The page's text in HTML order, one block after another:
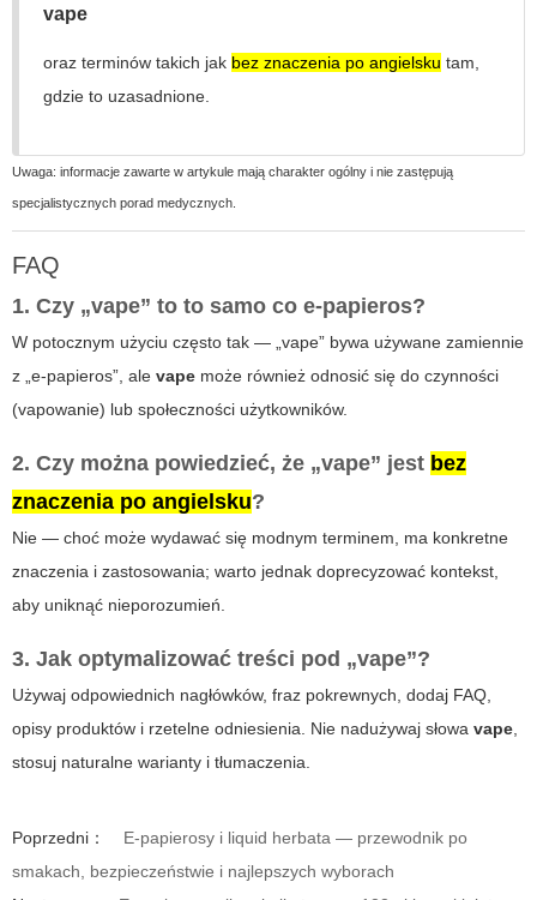
vape
oraz terminów takich jak bez znaczenia po angielsku tam,
gdzie to uzasadnione.
Uwaga: informacje zawarte w artykule mają charakter ogólny i nie zastępują
specjalistycznych porad medycznych.
FAQ
1. Czy „vape” to to samo co e‑papieros?
W potocznym użyciu często tak — „vape” bywa używane zamiennie
z „e‑papieros”, ale vape może również odnosić się do czynności
(vapowanie) lub społeczności użytkowników.
2. Czy można powiedzieć, że „vape” jest bez
znaczenia po angielsku?
Nie — choć może wydawać się modnym terminem, ma konkretne
znaczenia i zastosowania; warto jednak doprecyzować kontekst,
aby uniknąć nieporozumień.
3. Jak optymalizować treści pod „vape”?
Używaj odpowiednich nagłówków, fraz pokrewnych, dodaj FAQ,
opisy produktów i rzetelne odniesienia. Nie nadużywaj słowa vape,
stosuj naturalne warianty i tłumaczenia.
Poprzedni：
E-papierosy i liquid herbata — przewodnik po
smakach, bezpieczeństwie i najlepszych wyborach